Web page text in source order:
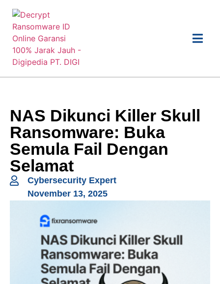
NAS Dikunci Killer Skull
Ransomware: Buka
Semula Fail Dengan
Selamat
Cybersecurity Expert
November 13, 2025